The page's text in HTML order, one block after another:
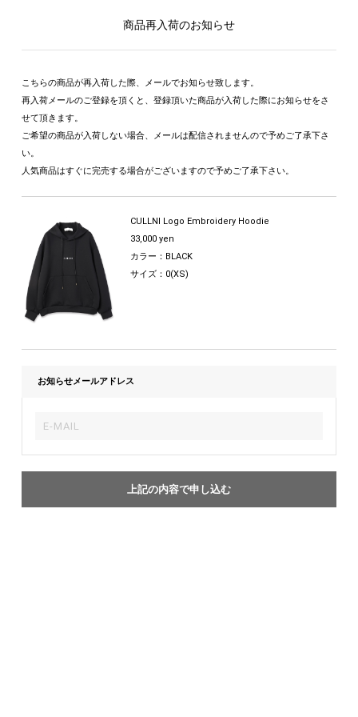
商品再入荷のお知らせ
こちらの商品が再入荷した際、メールでお知らせ致します。
再入荷メールのご登録を頂くと、登録頂いた商品が入荷した際にお知らせをさ
せて頂きます。
ご希望の商品が入荷しない場合、メールは配信されませんので予めご了承下さ
い。
人気商品はすぐに完売する場合がございますので予めご了承下さい。
CULLNI Logo Embroidery Hoodie
33,000 yen
カラー：BLACK
サイズ：0(XS)
お知らせメールアドレス
上記の内容で申し込む